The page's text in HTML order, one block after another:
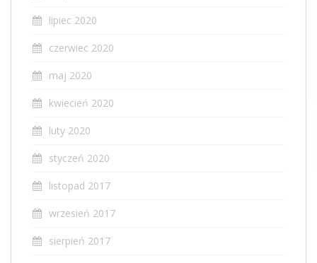
lipiec 2020
czerwiec 2020
maj 2020
kwiecień 2020
luty 2020
styczeń 2020
listopad 2017
wrzesień 2017
sierpień 2017